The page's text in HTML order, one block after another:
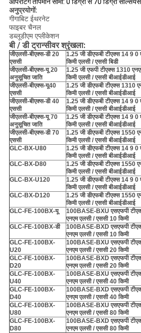
ऑपरेटिंग तापमान सीमा: 0 डिग्री से 70 डिग्री सेल्सियस
अनुप्रयोगों:
गीगाबिट ईथरनेट
फाइबर चैनल
डब्लूडीएम एप्लीकेशन
बी / डी ट्रान्सीवर श्रृंखला:
जीएलसी-बीएक्स-डी 20
एससी
1.25 जी डीएफबी टीएक्स 14 9
किमी एलसी / एससी बिडी
जीएलसी-बीएक्स-यू 20
अनुसूचित जाति
1.25 जी एफपी टीएक्स 1310
किमी एलसी / एससी बीआईडीआई
जीएलसी-बीएक्स-यू40
एससी
1.25 जी डीएफबी टीएक्स 1310
किमी एलसी / एससी बीआईडीआई
जीएलसी-बीएक्स-डी 40
एससी
1.25 जी डीएफबी टीएक्स 14 9
किमी एलसी / एससी बीआईडीआई
जीएलसी-बीएक्स-यू 70
अनुसूचित जाति
1.25 जी डीएफबी टीएक्स 14 9
किमी एलसी / एससी बीआईडीआई
जीएलसी-बीएक्स-डी 70
एससी
1.25 जी डीएफबी टीएक्स 1550
किमी एलसी / एससी बीआईडीआई
GLC-BX-U80
1.25 जी डीएफबी टीएक्स 14 9
किमी एलसी / एससी बीआईडीआई
GLC-BX-D80
1.25 जी डीएफबी टीएक्स 1550
किमी एलसी / एससी बीआईडीआई
GLC-BX-U120
1.25 जी डीएफबी टीएक्स 14 9
किमी एलसी / एससी बीआईडीआई
GLC-BX-D120
1.25 जी डीएफबी टीएक्स 1550
किमी एलसी / एससी बीआईडीआई
GLC-FE-100BX-यू
100BASE-BXU एसएफपी
एनएम एलसी / एससी 10 किमी
GLC-FE-100BX-डी
100BASE-BXD एसएफपी
एनएम एलसी / एससी 10 किमी
GLC-FE-100BX-
U20
100BASE-BXU एसएफपी
एनएम एलसी / एससी 20 किमी
GLC-FE-100BX-
D20
100BASE-BXD एसएफपी
एनएम एलसी / एससी 20 किमी
GLC-FE-100BX-
U40
100BASE-BXU एसएफपी
एनएम एलसी / एससी 40 किमी
GLC-FE-100BX-
D40
100BASE-BXD एसएफपी
एनएम एलसी / एससी 40 किमी
GLC-FE-100BX-
U80
100BASE-BXU एसएफपी
एनएम एलसी / एससी 80 किमी
GLC-FE-100BX-
D80
100BASE-BXD एसएफपी
एनएम एलसी / एससी 80 किमी